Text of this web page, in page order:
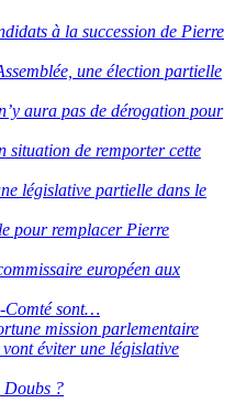
à la succession de Pierre
une élection partielle
aura pas de dérogation pour
situation de remporter cette
législative partielle dans le
pour remplacer Pierre
européen aux
Comté sont…
mission parlementaire
éviter une législative
Doubs ?